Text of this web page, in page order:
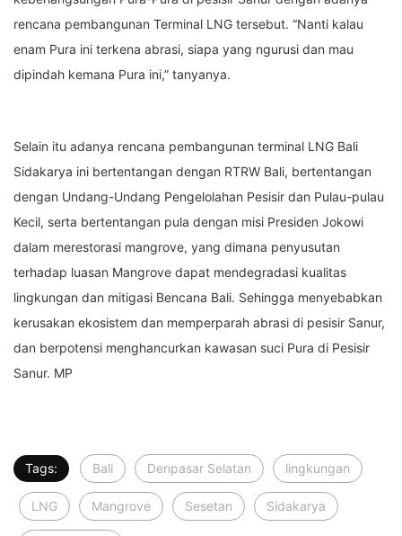
rencana pembangunan Terminal LNG tersebut. “Nanti kalau
enam Pura ini terkena abrasi, siapa yang ngurusi dan mau
dipindah kemana Pura ini,” tanyanya.
Selain itu adanya rencana pembangunan terminal LNG Bali
Sidakarya ini bertentangan dengan RTRW Bali, bertentangan
dengan Undang-Undang Pengelolahan Pesisir dan Pulau-pulau
Kecil, serta bertentangan pula dengan misi Presiden Jokowi
dalam merestorasi mangrove, yang dimana penyusutan
terhadap luasan Mangrove dapat mendegradasi kualitas
lingkungan dan mitigasi Bencana Bali. Sehingga menyebabkan
kerusakan ekosistem dan memperparah abrasi di pesisir Sanur,
dan berpotensi menghancurkan kawasan suci Pura di Pesisir
Sanur. MP
Tags: Bali Denpasar Selatan lingkungan
LNG Mangrove Sesetan Sidakarya